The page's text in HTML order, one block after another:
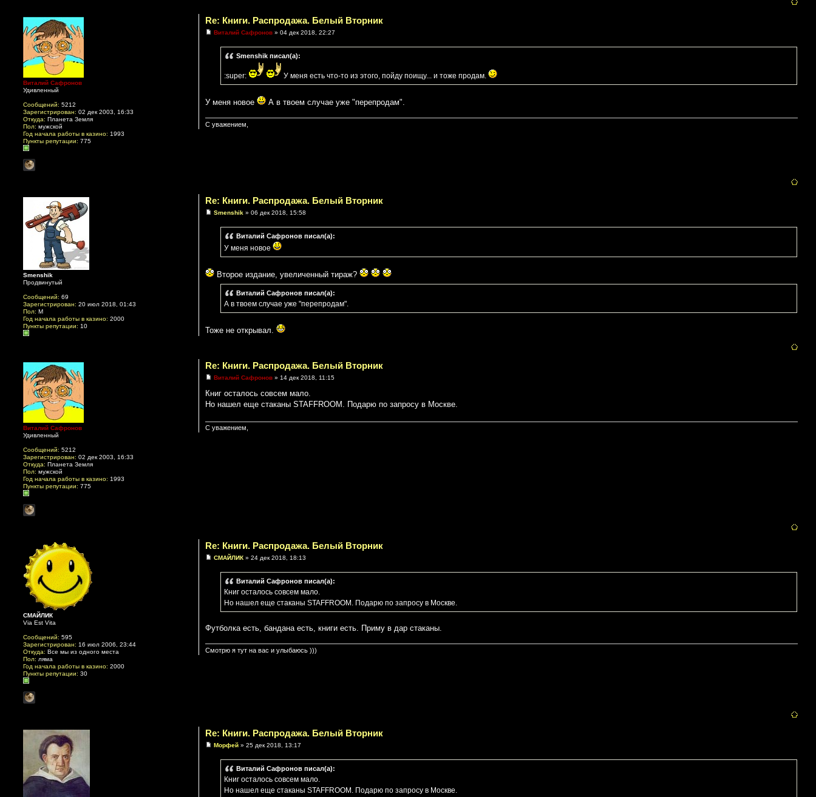
Re: Книги. Распродажа. Белый Вторник
Виталий Сафронов » 04 дек 2018, 22:27
Smenshik писал(а):
:super: У меня есть что-то из этого, пойду поищу... и тоже продам.
У меня новое А в твоем случае уже "перепродам".
С уважением,
Виталий Сафронов
Удивленный
Сообщений: 5212
Зарегистрирован: 02 дек 2003, 16:33
Откуда: Планета Земля
Пол: мужской
Год начала работы в казино: 1993
Пункты репутации: 775
Re: Книги. Распродажа. Белый Вторник
Smenshik » 06 дек 2018, 15:58
Виталий Сафронов писал(а):
У меня новое
Второе издание, увеличенный тираж?
Виталий Сафронов писал(а):
А в твоем случае уже "перепродам".
Тоже не открывал.
Smenshik
Продвинутый
Сообщений: 69
Зарегистрирован: 20 июл 2018, 01:43
Пол: М
Год начала работы в казино: 2000
Пункты репутации: 10
Re: Книги. Распродажа. Белый Вторник
Виталий Сафронов » 14 дек 2018, 11:15
Книг осталось совсем мало.
Но нашел еще стаканы STAFFROOM. Подарю по запросу в Москве.
С уважением,
Виталий Сафронов
Удивленный
Сообщений: 5212
Зарегистрирован: 02 дек 2003, 16:33
Откуда: Планета Земля
Пол: мужской
Год начала работы в казино: 1993
Пункты репутации: 775
Re: Книги. Распродажа. Белый Вторник
СМАЙЛИК » 24 дек 2018, 18:13
Виталий Сафронов писал(а):
Книг осталось совсем мало.
Но нашел еще стаканы STAFFROOM. Подарю по запросу в Москве.
Футболка есть, бандана есть, книги есть. Приму в дар стаканы.
Смотрю я тут на вас и улыбаюсь )))
СМАЙЛИК
Via Est Vita
Сообщений: 595
Зарегистрирован: 16 июл 2006, 23:44
Откуда: Все мы из одного места
Пол: ляма
Год начала работы в казино: 2000
Пункты репутации: 30
Re: Книги. Распродажа. Белый Вторник
Морфей » 25 дек 2018, 13:17
Виталий Сафронов писал(а):
Книг осталось совсем мало.
Но нашел еще стаканы STAFFROOM. Подарю по запросу в Москве.